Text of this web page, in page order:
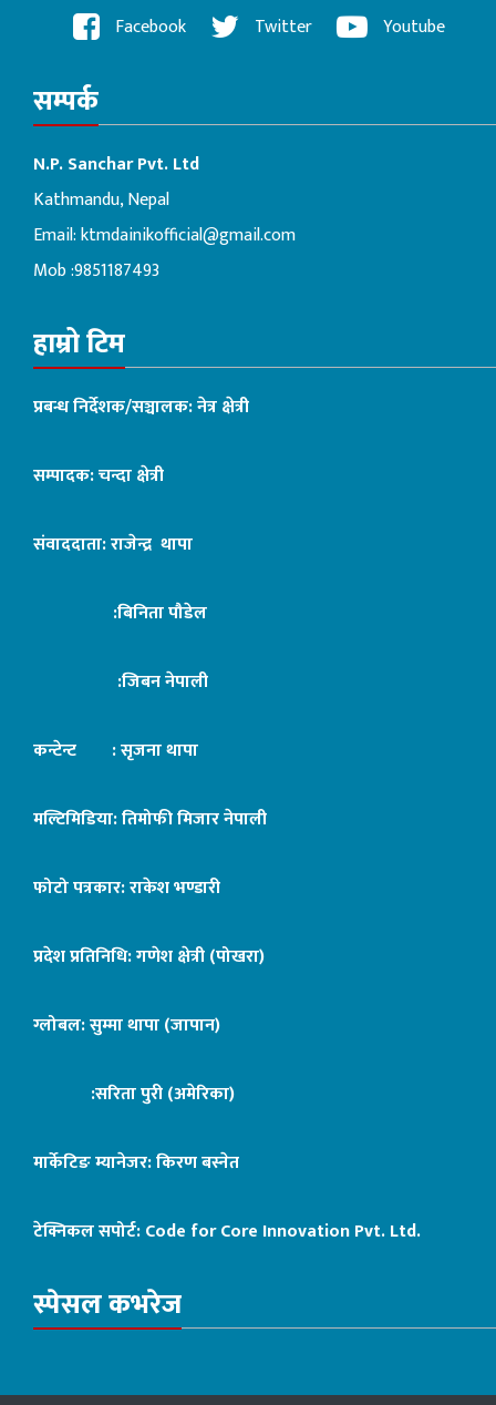
Facebook Twitter Youtube
सम्पर्क
N.P. Sanchar Pvt. Ltd
Kathmandu, Nepal
Email:ktmdainikofficial@gmail.com
Mob :9851187493
हाम्रो टिम
प्रबन्ध निर्देशक/सञ्चालक: नेत्र क्षेत्री
सम्पादक: चन्दा क्षेत्री
संवाददाता: राजेन्द्र थापा
:बिनिता पौडेल
:जिबन नेपाली
कन्टेन्ट : सृजना थापा
मल्टिमिडिया: तिमोफी मिजार नेपाली
फोटो पत्रकार: राकेश भण्डारी
प्रदेश प्रतिनिधि: गणेश क्षेत्री (पोखरा)
ग्लोबल: सुम्मा थापा (जापान)
:सरिता पुरी (अमेरिका)
मार्केटिङ म्यानेजर: किरण बस्नेत
टेक्निकल सपोर्ट:Code for Core Innovation Pvt. Ltd.
स्पेसल कभरेज